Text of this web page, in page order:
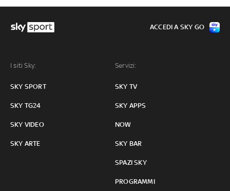
I siti Sky:
SKY SPORT
SKY TG24
SKY VIDEO
SKY ARTE
Servizi:
SKY TV
SKY APPS
NOW
SKY BAR
SPAZI SKY
PROGRAMMI
ACCEDI A SKY GO